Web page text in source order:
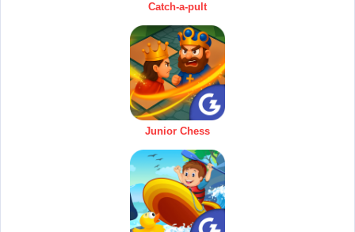
Catch-a-pult
Junior Chess